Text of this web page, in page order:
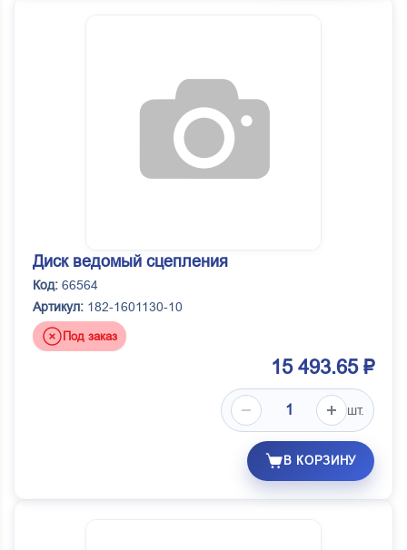
Диск ведомый сцепления
Код: 66564
Артикул: 182-1601130-10
Под заказ
15 493.65 ₽
шт.
В КОРЗИНУ